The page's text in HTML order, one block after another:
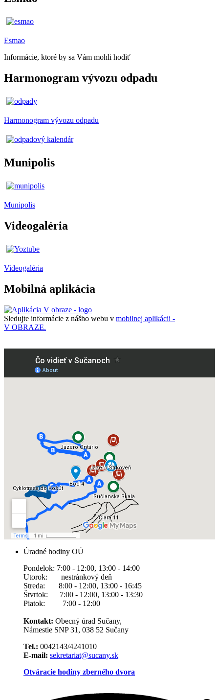
Esmao
Informácie, ktoré by sa Vám mohli hodiť
Harmonogram vývozu odpadu
Harmonogram vývozu odpadu
Munipolis
Munipolis
Videogaléria
Videogaléria
Mobilná aplikácia
Sledujte informácie z nášho webu v mobilnej aplikácii -
V OBRAZE.
Úradné hodiny OÚ
Pondelok: 7:00 - 12:00, 13:00 - 14:00
Utorok: nestránkový deň
Streda: 8:00 - 12:00, 13:00 - 16:45
Štvrtok: 7:00 - 12:00, 13:00 - 13:30
Piatok: 7:00 - 12:00
Kontakt: Obecný úrad Sučany,
Námestie SNP 31, 038 52 Sučany
Tel.: 0042143/4241010
E-mail: sekretariat@sucany.sk
Otváracie hodiny zberného dvora